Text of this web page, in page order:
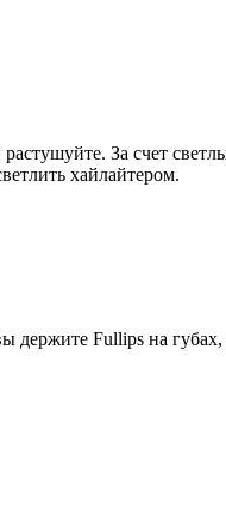
За счет
хайлайтером.
Fullips на